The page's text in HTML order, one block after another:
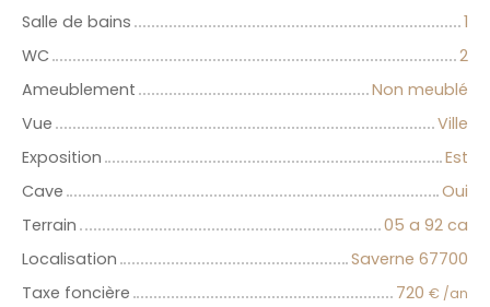
Salle de bains
1
WC
2
Ameublement
Non meublé
Vue
Ville
Exposition
Est
Cave
Oui
Terrain
05 a 92 ca
Localisation
Saverne 67700
Taxe foncière
720 € /an